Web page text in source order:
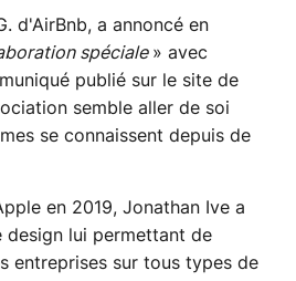
d'AirBnb, a annoncé en
spéciale » avec
publié sur le site de
semble aller de soi
se connaissent depuis de
en 2019, Jonathan Ive a
lui permettant de
entreprises sur tous types de